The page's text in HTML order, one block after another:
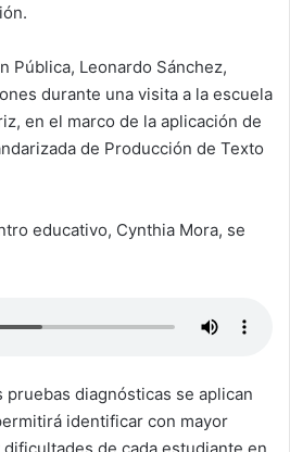
Pública, Leonardo Sánchez,
durante una visita a la escuela
en el marco de la aplicación de
de Producción de Texto
educativo, Cynthia Mora, se
pruebas diagnósticas se aplican
identificar con mayor